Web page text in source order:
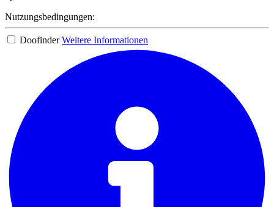
Nutzungsbedingungen:
Doofinder Weitere Informationen